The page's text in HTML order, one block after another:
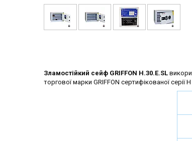
Зламостійкий сейф GRIFFON H.30.E.SL
торгової марки GRIFFON сертифікованої серії